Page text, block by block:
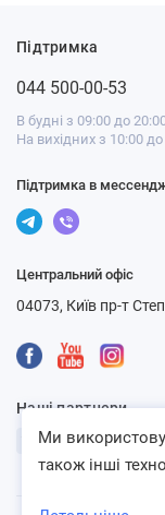
Підтримка
044 500-00-53
В будні з 09:00 до
На вихідних з 10:00
Підтримка в
Центральний офіс
04073, Київ пр-т
Наші партнери
Ми
також інші